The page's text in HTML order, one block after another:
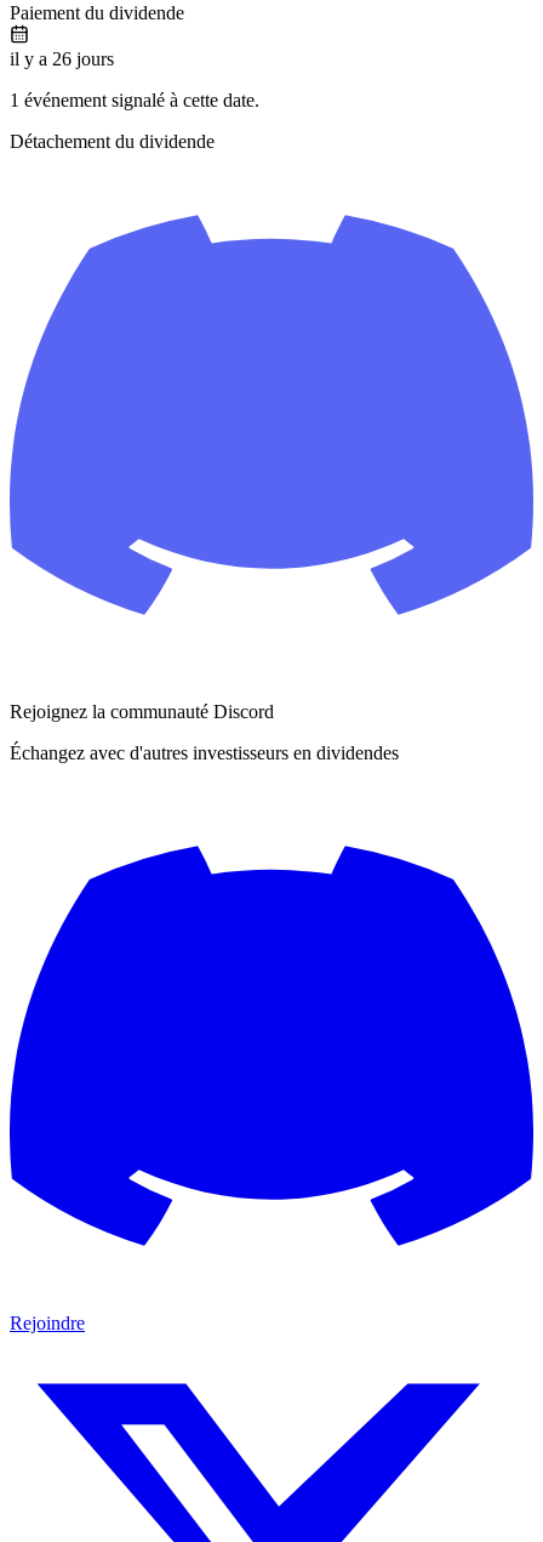
Paiement du dividende
il y a 26 jours
1 événement signalé à cette date.
Détachement du dividende
Rejoignez la communauté Discord
Échangez avec d'autres investisseurs en dividendes
Rejoindre